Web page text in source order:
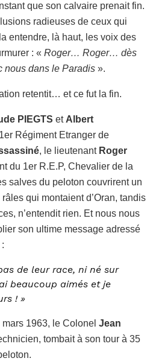
que son calvaire prenait fin.
radieuses de ceux qui
entendre, là haut, les voix des
: « Roger… Roger… dès
nous dans le Paradis ».
retentit… et ce fut la fin.
PIEGTS et Albert
Régiment Etranger de
, le lieutenant Roger
du 1er R.E.P, Chevalier de la
salves du peloton couvrirent un
qui montaient d’Oran, tandis
n’entendit rien. Et nous nous
son ultime message adressé
de leur race, ni né sur
beaucoup aimés et je
! »
1963, le Colonel Jean
tombait à son tour à 35